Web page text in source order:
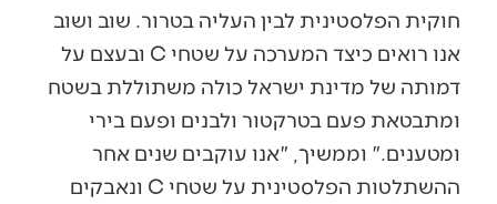
חוקית הפלסטינית לבין העליה בטרור. שוב ושוב
אנו רואים כיצד המערכה על שטחי C ובעצם על
דמותה של מדינת ישראל כולה משתוללת בשטח
ומתבטאת פעם בטרקטור ולבנים ופעם בירי
ומטענים." וממשיך, "אנו עוקבים שנים אחר
ההשתלטות הפלסטינית על שטחי C ונאבקים